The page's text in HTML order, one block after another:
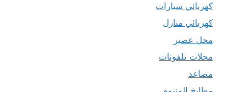
كهربائي سيارات
كهربائي منازل
محل عصير
محلات تلفونات
مصاعد